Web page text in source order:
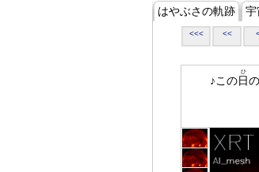
はやぶさの軌跡 宇
<<< <<
♪この日
ひ